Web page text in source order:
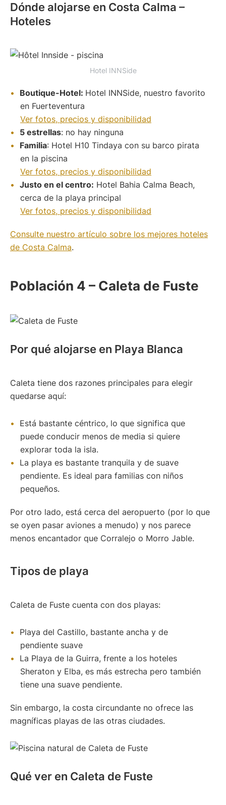
Dónde alojarse en Costa Calma –
Hoteles
Hotel INNSide
Boutique-Hotel: Hotel INNSide, nuestro favorito
en Fuerteventura
Ver fotos, precios y disponibilidad
5 estrellas: no hay ninguna
Familia: Hotel H10 Tindaya con su barco pirata
en la piscina
Ver fotos, precios y disponibilidad
Justo en el centro: Hotel Bahia Calma Beach,
cerca de la playa principal
Ver fotos, precios y disponibilidad
Consulte nuestro artículo sobre los mejores hoteles
de Costa Calma.
Población 4 – Caleta de Fuste
Por qué alojarse en Playa Blanca
Caleta tiene dos razones principales para elegir
quedarse aquí:
Está bastante céntrico, lo que significa que
puede conducir menos de media si quiere
explorar toda la isla.
La playa es bastante tranquila y de suave
pendiente. Es ideal para familias con niños
pequeños.
Por otro lado, está cerca del aeropuerto (por lo que
se oyen pasar aviones a menudo) y nos parece
menos encantador que Corralejo o Morro Jable.
Tipos de playa
Caleta de Fuste cuenta con dos playas:
Playa del Castillo, bastante ancha y de
pendiente suave
La Playa de la Guirra, frente a los hoteles
Sheraton y Elba, es más estrecha pero también
tiene una suave pendiente.
Sin embargo, la costa circundante no ofrece las
magníficas playas de las otras ciudades.
Qué ver en Caleta de Fuste